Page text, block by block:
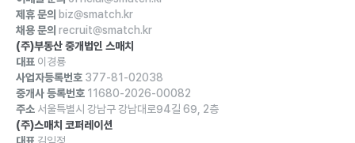
제휴 문의 biz@smatch.kr
채용 문의 recruit@smatch.kr
(주)부동산 중개법인 스매치
대표 이경룡
사업자등록번호 377-81-02038
중개사 등록번호 11680-2026-00082
주소 서울특별시 강남구 강남대로94길 69, 2층
(주)스매치 코퍼레이션
대표 김익정